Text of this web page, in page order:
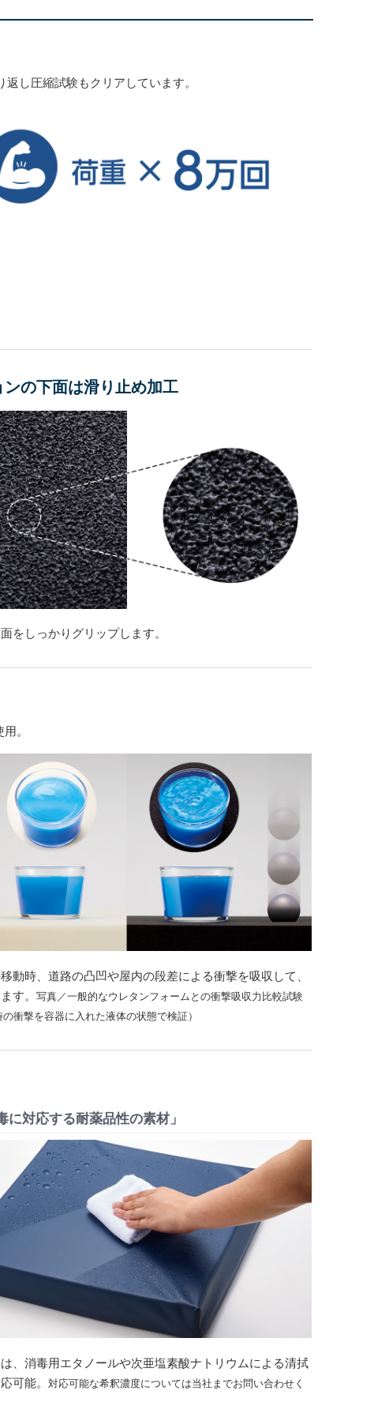
返し圧縮試験もクリアしています。
ンの下面は滑り止め加工
をしっかりグリップします。
。
動時、道路の凸凹や屋内の段差による衝撃を吸収して、
す。写真／一般的なウレタンフォームとの衝撃吸収力比較試験
の衝撃を容器に入れた液体の状態で検証）
に対応する耐薬品性の素材」
、消毒用エタノールや次亜塩素酸ナトリウムによる清拭
可能。対応可能な希釈濃度については当社までお問い合わせく